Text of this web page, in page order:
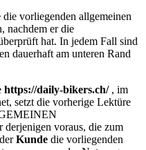
die vorliegenden allgemeinen
nachdem er die
hat. In jedem Fall sind
dauerhaft am unteren Rand
https://daily-bikers.ch/ , im
setzt die vorherige Lektüre
voraus, die zum
Kunde die vorliegenden